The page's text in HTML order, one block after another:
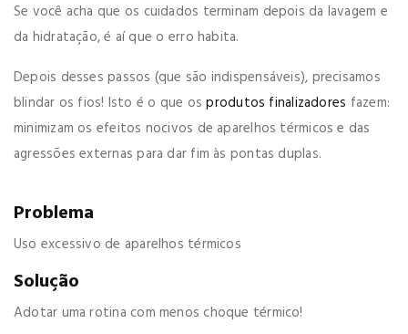
Se você acha que os cuidados terminam depois da lavagem e
da hidratação, é aí que o erro habita.
Depois desses passos (que são indispensáveis), precisamos
blindar os fios! Isto é o que osprodutos finalizadores fazem:
minimizam os efeitos nocivos de aparelhos térmicos e das
agressões externas para dar fim às pontas duplas.
Problema
Uso excessivo de aparelhos térmicos
Solução
Adotar uma rotina com menos choque térmico!